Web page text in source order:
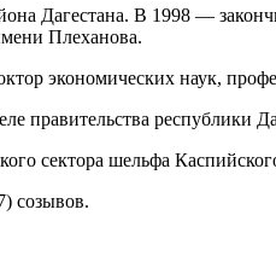
Дагестана. В 1998 —
Плеханова.
экономических наук,
правительства республики
сектора шельфа
созывов.